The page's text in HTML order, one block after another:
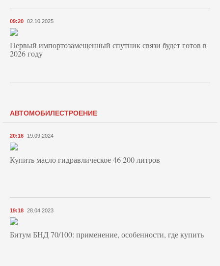
09:20 02.10.2025
Первый импортозамещенный спутник связи будет готов в
2026 году
АВТОМОБИЛЕСТРОЕНИЕ
20:16 19.09.2024
Купить масло гидравлическое 46 200 литров
19:18 28.04.2023
Битум БНД 70/100: применение, особенности, где купить